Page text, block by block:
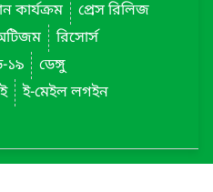
কার্যক্রম
প্রেস রিলিজ
রিসোর্স
১৯
ডেঙ্গু
ই-মেইল লগইন